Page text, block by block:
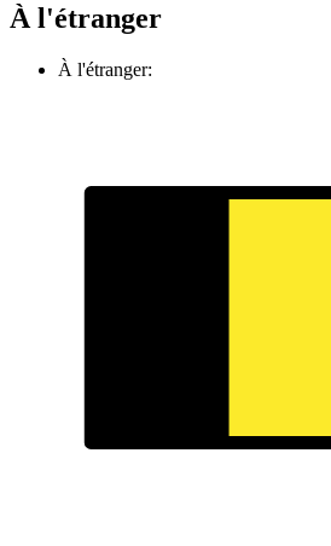
À l'étranger
À l'étranger: